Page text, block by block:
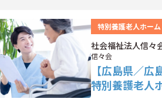
特別養護老人ホーム
社会福祉法人信々
信々会
【広島県／
特別養護老人